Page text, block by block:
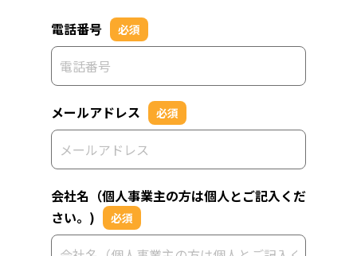
電話番号 必須
メールアドレス 必須
会社名（個人事業主の方は個人とご記入くだ
さい。)
必須